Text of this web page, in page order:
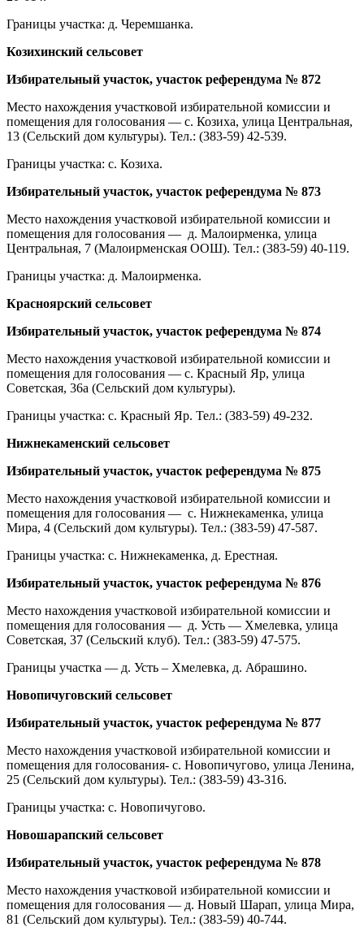
Границы участка: д. Черемшанка.
Козихинский сельсовет
Избирательный участок, участок референдума № 872
Место нахождения участковой избирательной комиссии и
помещения для голосования — с. Козиха, улица Центральная,
13 (Сельский дом культуры). Тел.: (383-59) 42-539.
Границы участка: с. Козиха.
Избирательный участок, участок референдума № 873
Место нахождения участковой избирательной комиссии и
помещения для голосования — д. Малоирменка, улица
Центральная, 7 (Малоирменская ООШ). Тел.: (383-59) 40-119.
Границы участка: д. Малоирменка.
Красноярский сельсовет
Избирательный участок, участок референдума № 874
Место нахождения участковой избирательной комиссии и
помещения для голосования — с. Красный Яр, улица
Советская, 36а (Сельский дом культуры).
Границы участка: с. Красный Яр. Тел.: (383-59) 49-232.
Нижнекаменский сельсовет
Избирательный участок, участок референдума № 875
Место нахождения участковой избирательной комиссии и
помещения для голосования — с. Нижнекаменка, улица
Мира, 4 (Сельский дом культуры). Тел.: (383-59) 47-587.
Границы участка: с. Нижнекаменка, д. Ерестная.
Избирательный участок, участок референдума № 876
Место нахождения участковой избирательной комиссии и
помещения для голосования — д. Усть — Хмелевка, улица
Советская, 37 (Сельский клуб). Тел.: (383-59) 47-575.
Границы участка — д. Усть – Хмелевка, д. Абрашино.
Новопичуговский сельсовет
Избирательный участок, участок референдума № 877
Место нахождения участковой избирательной комиссии и
помещения для голосования- с. Новопичугово, улица Ленина,
25 (Сельский дом культуры). Тел.: (383-59) 43-316.
Границы участка: с. Новопичугово.
Новошарапский сельсовет
Избирательный участок, участок референдума № 878
Место нахождения участковой избирательной комиссии и
помещения для голосования — д. Новый Шарап, улица Мира,
81 (Сельский дом культуры). Тел.: (383-59) 40-744.